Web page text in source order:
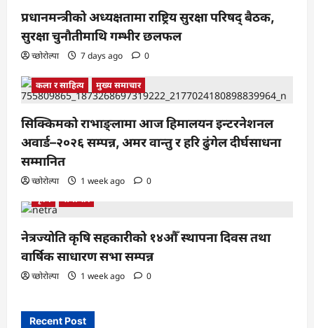
प्रधानमन्त्रीको अध्यक्षतामा राष्ट्रिय सुरक्षा परिषद् बैठक,
सुरक्षा चुनौतीमाथि गम्भीर छलफल
च्छोरोल्पा 7 days ago 0
कला र साहित्य मुख्य समाचार
सिक्किमको राभाङ्लामा आज हिमालयन इन्टरनेशनल
अवार्ड–२०२६ सम्पन्न, अमर वान्तु र हरि ढुंगेल दीर्घसाधना
सम्मानित
च्छोरोल्पा 1 week ago
0
कृषि
समाचार
नेत्रज्योति कृषि सहकारीको १४औँ स्थापना दिवस तथा
वार्षिक साधारण सभा सम्पन्न
च्छोरोल्पा 1 week ago 0
Recent Post